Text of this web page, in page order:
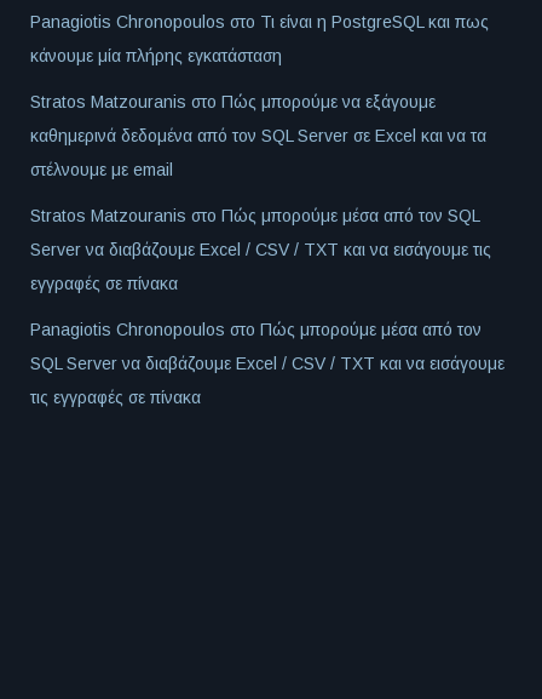
Panagiotis Chronopoulos στο Τι είναι η PostgreSQL και πως
κάνουμε μία πλήρης εγκατάσταση
Stratos Matzouranis στο Πώς μπορούμε να εξάγουμε
καθημερινά δεδομένα από τον SQL Server σε Excel και να τα
στέλνουμε με email
Stratos Matzouranis στο Πώς μπορούμε μέσα από τον SQL
Server να διαβάζουμε Excel / CSV / TXT και να εισάγουμε τις
εγγραφές σε πίνακα
Panagiotis Chronopoulos στο Πώς μπορούμε μέσα από τον
SQL Server να διαβάζουμε Excel / CSV / TXT και να εισάγουμε
τις εγγραφές σε πίνακα